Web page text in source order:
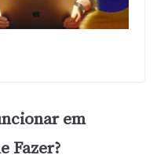
em
Fazer?